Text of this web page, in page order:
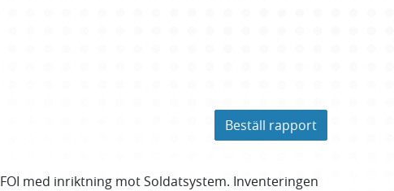
Beställ rapport
med inriktning mot Soldatsystem. Inventeringen